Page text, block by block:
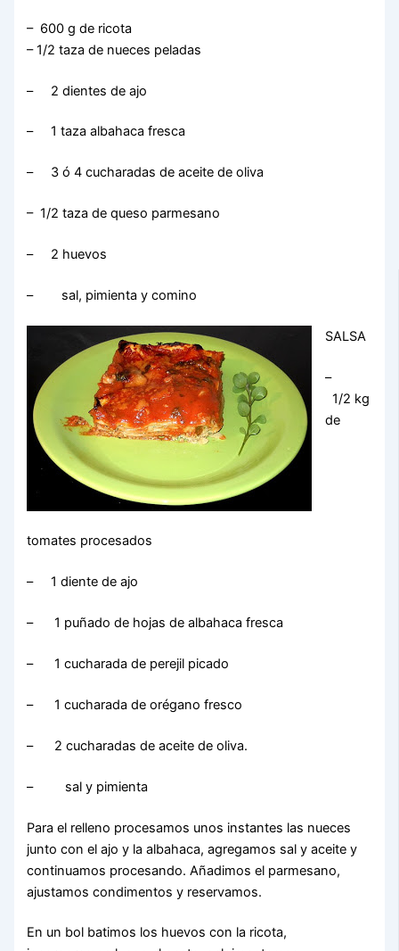
– 600 g de ricota
– 1/2 taza de nueces peladas
– 2 dientes de ajo
– 1 taza albahaca fresca
– 3 ó 4 cucharadas de aceite de oliva
– 1/2 taza de queso parmesano
– 2 huevos
– sal, pimienta y comino
SALSA
–
1/2 kg
de
tomates procesados
– 1 diente de ajo
– 1 puñado de hojas de albahaca fresca
– 1 cucharada de perejil picado
– 1 cucharada de orégano fresco
– 2 cucharadas de aceite de oliva.
– sal y pimienta
Para el relleno procesamos unos instantes las nueces
junto con el ajo y la albahaca, agregamos sal y aceite y
continuamos procesando. Añadimos el parmesano,
ajustamos condimentos y reservamos.
En un bol batimos los huevos con la ricota,